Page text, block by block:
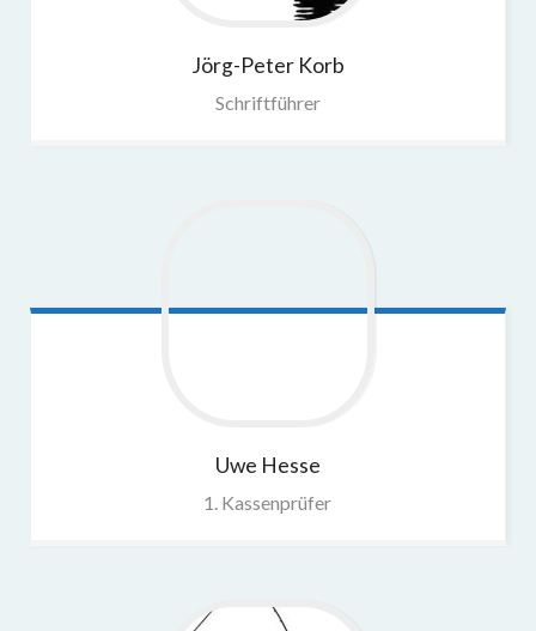
Jörg-Peter Korb
Schriftführer
Uwe Hesse
1. Kassenprüfer